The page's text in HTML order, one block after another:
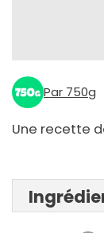
Par 750g
Une recette